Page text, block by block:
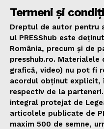
Termeni și
Dreptul de autor pentru
ul PRESShub este
România, precum și de
presshub.ro.
grafică, video) nu pot fi
acordul obținut explicit,
respectiv de la
integral protejat de
articolele publicate de
maxim 500 de semne,